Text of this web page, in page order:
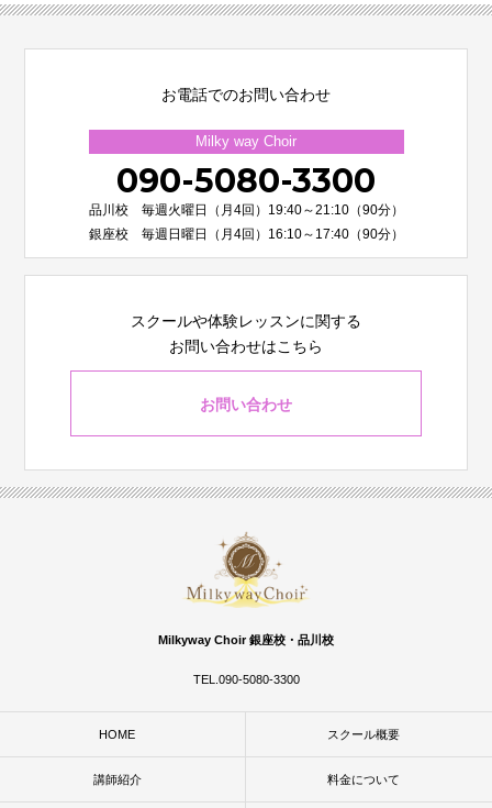
お電話でのお問い合わせ
Milky way Choir
090-5080-3300
品川校 毎週火曜日（月4回）19:40～21:10（90分）
銀座校 毎週日曜日（月4回）16:10～17:40（90分）
スクールや体験レッスンに関する
お問い合わせはこちら
お問い合わせ
Milkyway Choir 銀座校・品川校
TEL.090-5080-3300
HOME スクール概要
講師紹介 料金について